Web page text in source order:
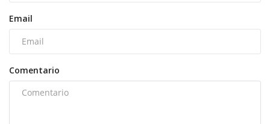
Email
Comentario